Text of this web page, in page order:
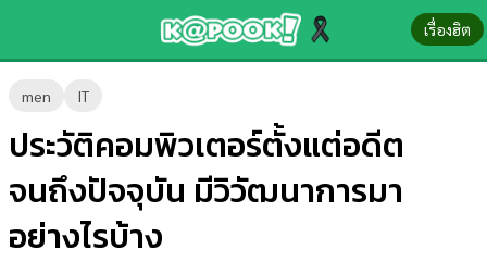
เรื่องฮิต
men IT
ประวัติคอมพิวเตอร์ตั้งแต่อดีต
จนถึงปัจจุบัน มีวิวัฒนาการมา
อย่างไรบ้าง
ข่าว-
ความ
รู้